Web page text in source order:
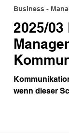
2025/
wenn dieser
Business -